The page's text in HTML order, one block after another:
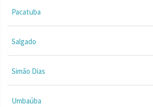
Pacatuba
Salgado
Simão Dias
Umbaúba